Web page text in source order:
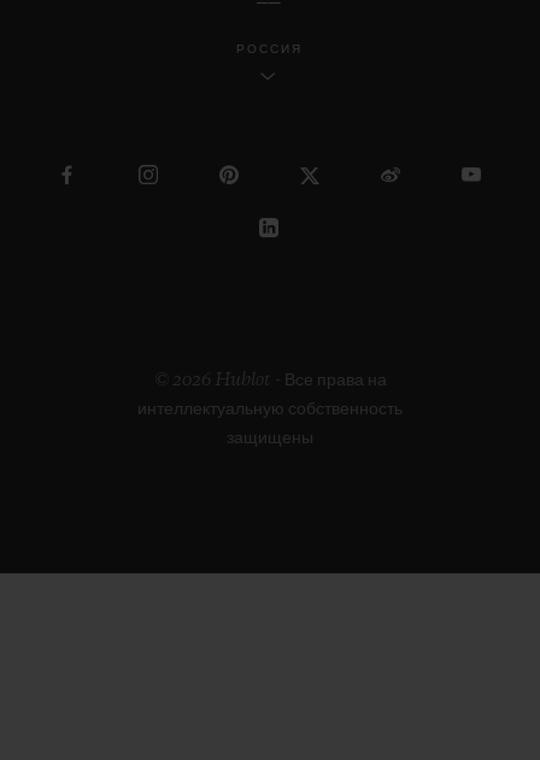
РОССИЯ
© 2026 Hublot - Все права на
интеллектуальную собственность
защищены